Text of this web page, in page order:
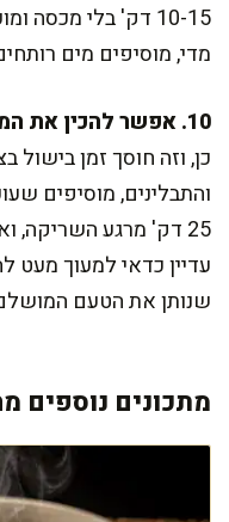
10-15 דק' בלי
מדי, מוסיפים מים
10. אפשר להכין את המרק בסיר לחץ?
כן, וזה חוסך זמן בישול
25 דק' מרגע השריקה,
עדיין כדאי למעוך מעט
שנותן את הטעם
מתכונים נוספים